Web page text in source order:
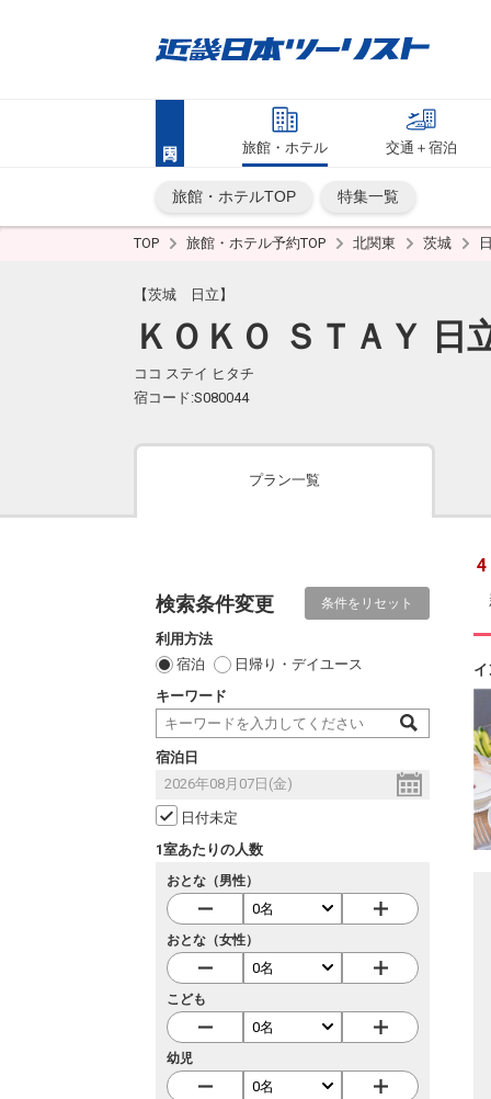
旅館・ホテル 交通＋宿泊
旅館・ホテルTOP 特集一覧
TOP 旅館・ホテル予約TOP 北関東 茨城
【茨城 日立】
ＫＯＫＯ ＳＴＡＹ 日
ココ ステイ ヒタチ
宿コード:S080044
プラン一覧
検索条件変更 条件をリセット
利用方法
宿泊
日帰り・デイユース
キーワード
宿泊日
日付未定
1室あたりの人数
おとな（男性）
おとな（女性）
こども
幼児
4